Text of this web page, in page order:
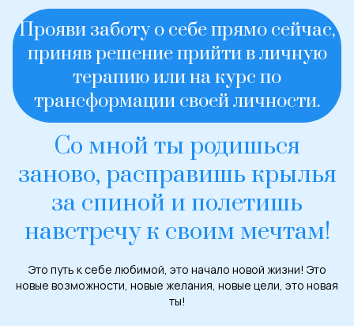
Прояви заботу о себе прямо сейчас,
приняв решение прийти в личную
терапию или на курс по
трансформации своей личности.
Со мной ты родишься
заново, расправишь крылья
за спиной и полетишь
навстречу к своим мечтам!
Это путь к себе любимой, это начало новой жизни! Это
новые возможности, новые желания, новые цели, это новая
ты!